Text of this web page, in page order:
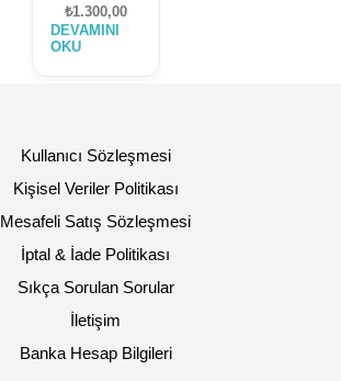
fiyat:
₺1.300,00Şu
DEVAMINI
OKU
Kullanıcı Sözleşmesi
Kişisel Veriler Politikası
Mesafeli Satış Sözleşmesi
İptal & İade Politikası
Sıkça Sorulan Sorular
İletişim
Banka Hesap Bilgileri